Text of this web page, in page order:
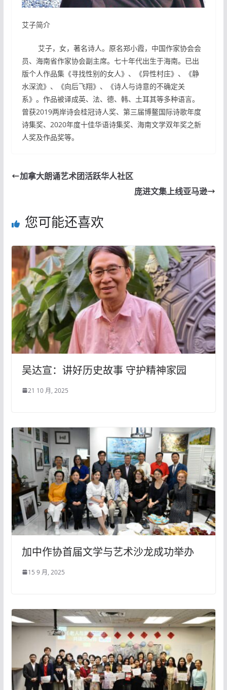
艾子简介
艾子，女，著名诗人。原名郑小霞，中国作家协会会
员、海南省作家协会副主席。七十年代出生于海南。已出
版个人作品集《寻找性别的女人》、《异性村庄》、《静
水深流》、《向后飞翔》、《诗人与诗意的不确定关
系》。作品被译成英、法、德、韩、土耳其等多种语言。
曾获2019两岸诗会桂冠诗人奖、第三届博鳌国际诗歌年度
诗集奖、2020年度十佳华语诗集奖、海南文学双年奖之新
人奖及作品奖等。
加拿大朗诵艺术团活跃华人社区
庞进文集上线亚马逊
您可能还喜欢
吴达宣：讲好历史故事 守护精神家园
21 10 月, 2025
加中作协首届文学与艺术沙龙成功举办
15 9 月, 2025